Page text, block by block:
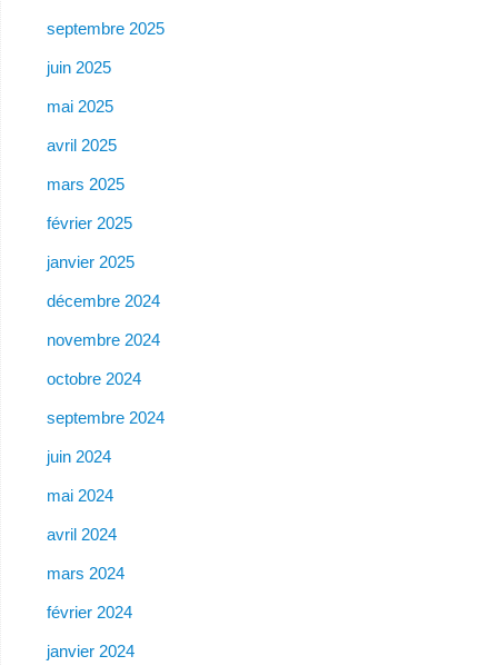
septembre 2025
juin 2025
mai 2025
avril 2025
mars 2025
février 2025
janvier 2025
décembre 2024
novembre 2024
octobre 2024
septembre 2024
juin 2024
mai 2024
avril 2024
mars 2024
février 2024
janvier 2024